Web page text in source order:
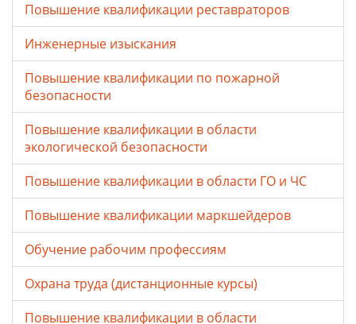
Повышение квалификации реставраторов
Инженерные изыскания
Повышение квалификации по пожарной
безопасности
Повышение квалификации в области
экологической безопасности
Повышение квалификации в области ГО и ЧС
Повышение квалификации маркшейдеров
Обучение рабочим профессиям
Охрана труда (дистанционные курсы)
Повышение квалификации в области